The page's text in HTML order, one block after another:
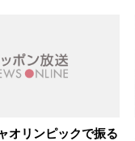
オリンピックで振る